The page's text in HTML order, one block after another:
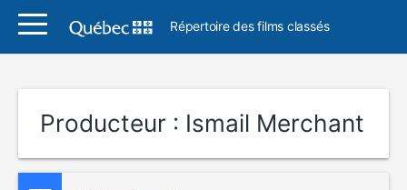
Répertoire des films classés
Producteur : Ismail Merchant